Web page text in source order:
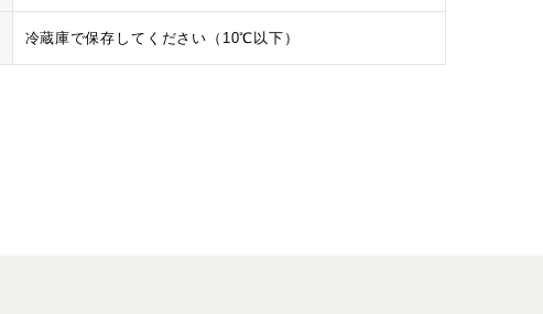
冷蔵庫で保存してください（10℃以下）